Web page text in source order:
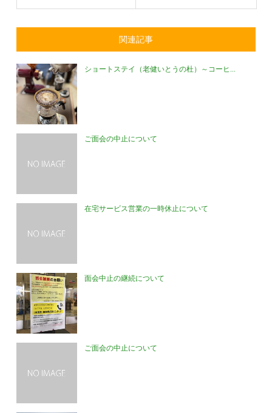
関連記事
ショートステイ（老健いとうの杜）～コーヒ...
ご面会の中止について
在宅サービス営業の一時休止について
面会中止の継続について
ご面会の中止について